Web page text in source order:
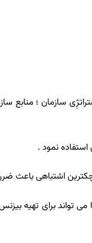
سازمان ؛
نمود .
اشتباهی باعث
تواند برای تهیه